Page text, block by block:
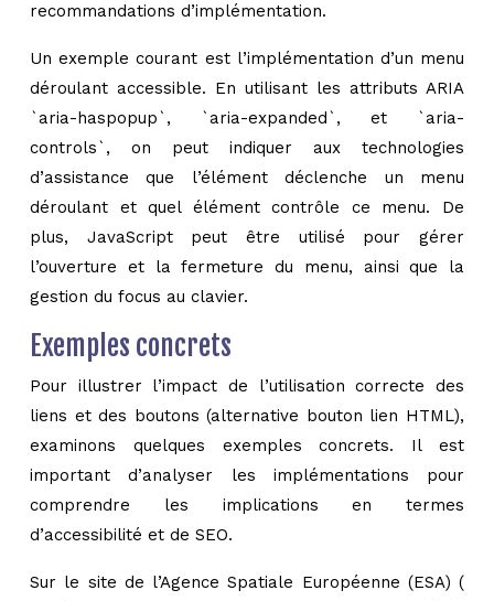
recommandations d’implémentation.
Un exemple courant est l’implémentation d’un menu
déroulant accessible. En utilisant les attributs ARIA
`aria-haspopup`, `aria-expanded`, et `aria-
controls`, on peut indiquer aux technologies
d’assistance que l’élément déclenche un menu
déroulant et quel élément contrôle ce menu. De
plus, JavaScript peut être utilisé pour gérer
l’ouverture et la fermeture du menu, ainsi que la
gestion du focus au clavier.
Exemples concrets
Pour illustrer l’impact de l’utilisation correcte des
liens et des boutons (alternative bouton lien HTML),
examinons quelques exemples concrets. Il est
important d’analyser les implémentations pour
comprendre les implications en termes
d’accessibilité et de SEO.
Sur le site de l’Agence Spatiale Européenne (ESA) (